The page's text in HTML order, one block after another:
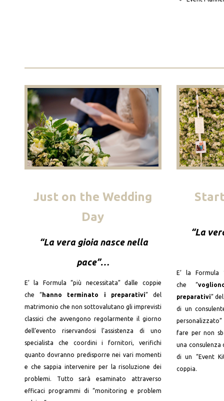
Just on the Wedding
Day
“La vera gioia nasce nella
pace”…
E’ la Formula “più necessitata” dalle coppie
che “hanno terminato i preparativi” del
matrimonio che non sottovalutano gli imprevisti
classici che avvengono regolarmente il giorno
dell’evento riservandosi l’assistenza di uno
specialista che coordini i fornitori, verifichi
quanto dovranno predisporre nei vari momenti
e che sappia intervenire per la risoluzione dei
problemi. Tutto sarà esaminato attraverso
efficaci programmi di “monitoring e problem
“La
E’ la Formula
che “
preparativi”
di un
fare per non
una consulenza
di un “Event
coppia.